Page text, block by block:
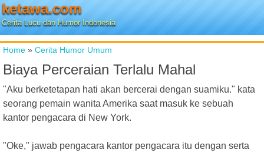
ketawa.com
Cerita Lucu dan Humor Indonesia
Home » Cerita Humor Umum
Biaya Perceraian Terlalu Mahal
"Aku berketetapan hati akan bercerai dengan suamiku." kata
seorang pemain wanita Amerika saat masuk ke sebuah
kantor pengacara di New York.
"Oke," jawab pengacara kantor pengacara itu dengan serta